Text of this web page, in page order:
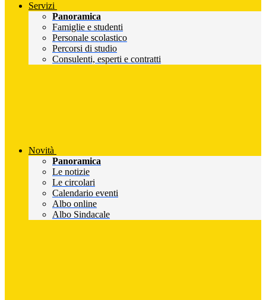
Servizi
Panoramica
Famiglie e studenti
Personale scolastico
Percorsi di studio
Consulenti, esperti e contratti
Novità
Panoramica
Le notizie
Le circolari
Calendario eventi
Albo online
Albo Sindacale